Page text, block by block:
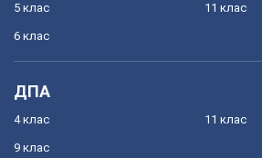
5 клас
6 клас
11 клас
ДПА
4 клас
9 клас
11 клас